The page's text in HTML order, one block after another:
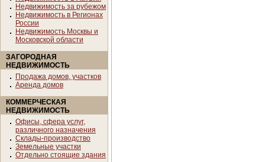
Недвижимость за рубежом
Недвижимость в Регионах
России
Недвижимость Москвы и
Московской области
ЗАГОРОДНАЯ
НЕДВИЖИМОСТЬ
Продажа домов, участков
Аренда домов
КОММЕРЧЕСКАЯ
НЕДВИЖИМОСТЬ
Офисы, сфера услуг,
различного назначения
Склады-производство
Земельные участки
Отдельно стоящие здания